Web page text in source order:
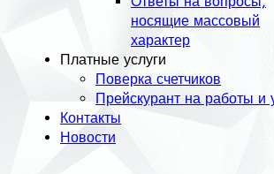
носящие массовый
характер
Платные услуги
Поверка счетчиков
Прейскурант на работы и
Контакты
Новости